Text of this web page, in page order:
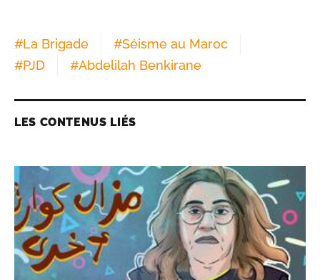
#La Brigade #Séisme au Maroc
#PJD #Abdelilah Benkirane
LES CONTENUS LIÉS